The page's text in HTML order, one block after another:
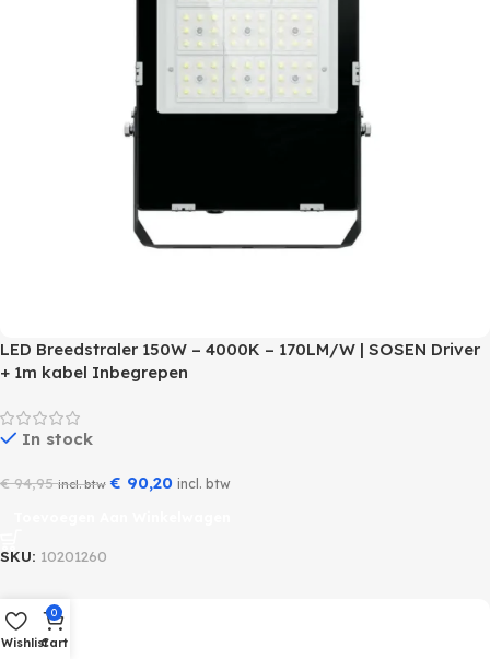
LED Breedstraler 150W – 4000K – 170LM/W | SOSEN Driver
+ 1m kabel Inbegrepen
In stock
€94,95 incl. btw € 90,20 incl. btw
SKU: 10201260
Wishlist
0
Cart